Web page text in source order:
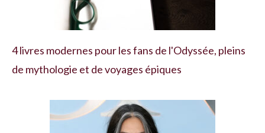
4 livres modernes pour les fans de l'Odyssée, pleins
de mythologie et de voyages épiques